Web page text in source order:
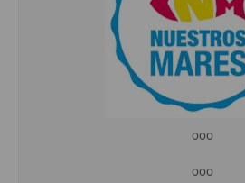
ooo
ooo